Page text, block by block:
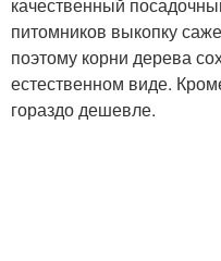
Груши при цветении
питомников выкопку
поэтому корни дерева
естественном виде.
гораздо дешевле.